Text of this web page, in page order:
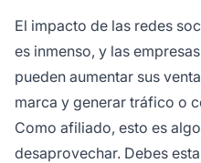
El impacto de las redes
es inmenso, y las
pueden aumentar sus
marca y generar tráfico o
Como afiliado, esto es
desaprovechar. Debes